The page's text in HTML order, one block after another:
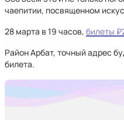
чаепитии, посвященном
28 марта в 19 часов, билеты
Район Арбат, точный адрес
билета.